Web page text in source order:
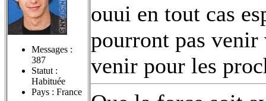
Messages :
387
Statut :
Habituée
Pays : France
ouui en tout cas
pourront pas venir
venir pour les